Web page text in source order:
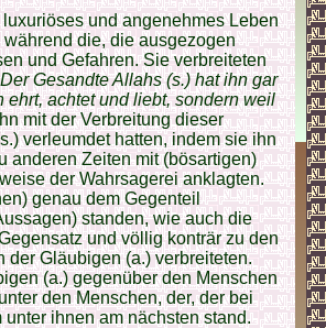
und angenehmes Leben
die, die ausgezogen
und Gefahren. Sie verbreiteten
Gesandte Allahs (s.) hat ihn gar
ehrt, achtet und liebt, sondern weil
mit der Ver­brei­tung dieser
verleumdet hatten, indem sie ihn
anderen Zeiten mit (bösartigen)
der Wahrsagerei anklagten.
genau dem Gegenteil
standen, wie auch die
und völlig konträr zu den
der Gläubigen (a.) verbreiteten.
(a.) gegenüber den Menschen
den Menschen, der, der bei
ihnen am nächsten stand.